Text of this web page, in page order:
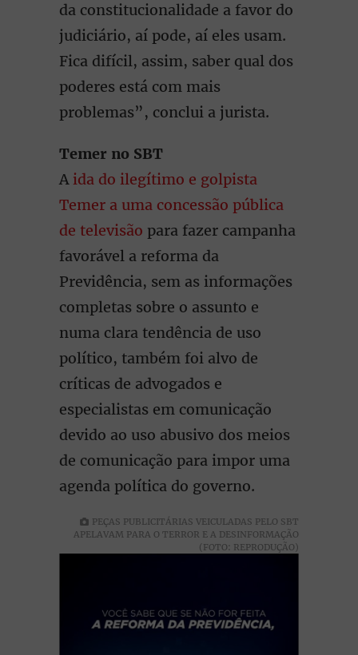
da constitucionalidade a favor do
judiciário, aí pode, aí eles usam.
Fica difícil, assim, saber qual dos
poderes está com mais
problemas”, conclui a jurista.
Temer no SBT
A ida do ilegítimo e golpista
Temer a uma concessão pública
de televisão para fazer campanha
favorável a reforma da
Previdência, sem as informações
completas sobre o assunto e
numa clara tendência de uso
político, também foi alvo de
críticas de advogados e
especialistas em comunicação
devido ao uso abusivo dos meios
de comunicação para impor uma
agenda política do governo.
PEÇAS PUBLICITÁRIAS VEICULADAS PELO SBT
APELAVAM PARA O TERROR E A DESINFORMAÇÃO
(FOTO: REPRODUÇÃO)